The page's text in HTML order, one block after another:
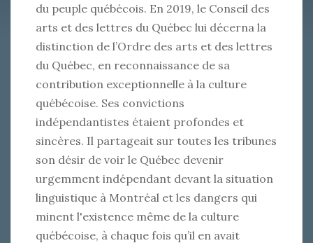
du peuple québécois. En 2019, le Conseil des
arts et des lettres du Québec lui décerna la
distinction de l’Ordre des arts et des lettres
du Québec, en reconnaissance de sa
contribution exceptionnelle à la culture
québécoise. Ses convictions
indépendantistes étaient profondes et
sincères. Il partageait sur toutes les tribunes
son désir de voir le Québec devenir
urgemment indépendant devant la situation
linguistique à Montréal et les dangers qui
minent l'existence même de la culture
québécoise, à chaque fois qu’il en avait